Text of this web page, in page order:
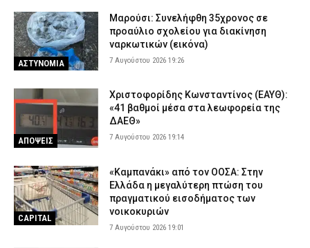
ΑΣΤΥΝΟΜΙΑ
Μαρούσι: Συνελήφθη 35χρονος σε
προαύλιο σχολείου για διακίνηση
ναρκωτικών (εικόνα)
7 Αυγούστου 2026 19:26
ΑΠΟΨΕΙΣ
Χριστοφορίδης Κωνσταντίνος (ΕΑΥΘ):
«41 βαθμοί μέσα στα λεωφορεία της
ΔΑΕΘ»
7 Αυγούστου 2026 19:14
CAPITAL
«Καμπανάκι» από τον ΟΟΣΑ: Στην
Ελλάδα η μεγαλύτερη πτώση του
πραγματικού εισοδήματος των
νοικοκυριών
7 Αυγούστου 2026 19:01